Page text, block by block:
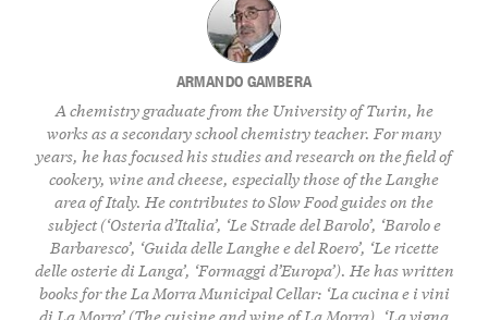
ARMANDO GAMBERA
A chemistry graduate from the University of Turin, he
works as a secondary school chemistry teacher. For many
years, he has focused his studies and research on the field of
cookery, wine and cheese, especially those of the Langhe
area of Italy. He contributes to Slow Food guides on the
subject (‘Osteria d’Italia’, ‘Le Strade del Barolo’, ‘Barolo e
Barbaresco’, ‘Guida delle Langhe e del Roero’, ‘Le ricette
delle osterie di Langa’, ‘Formaggi d’Europa’). He has written
books for the La Morra Municipal Cellar: ‘La cucina e i vini
di La Morra’ (The cuisine and wine of La Morra), ‘La vigna